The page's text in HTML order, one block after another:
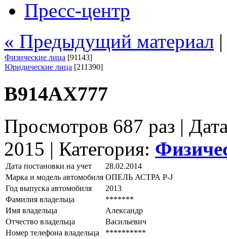
Пресс-центр
« Предыдущий материал
Физические лица [91143]
Юридические лица [211390]
В914АХ777
Просмотров 687 раз |
2015 | Категория:
Дата постановки на учет
28.02.2014
Марка и модель автомобиля ОПЕЛЬ АСТРА Р-J
Год выпуска автомобиля
2013
Фамилия владельца
*******
Имя владельца
Александр
Отчество владельца
Васильевич
Номер телефона владельца
**********